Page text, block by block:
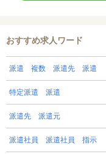
おすすめ求人ワード
派遣 複数 派遣先 派遣
特定派遣 派遣
派遣先 派遣元
派遣社員 派遣社員 指示